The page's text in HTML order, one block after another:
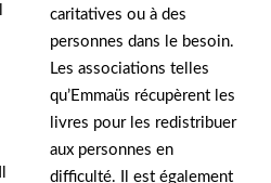
caritatives ou à des
personnes dans le besoin.
Les associations telles
qu’Emmaüs récupèrent les
livres pour les redistribuer
aux personnes en
difficulté. Il est également